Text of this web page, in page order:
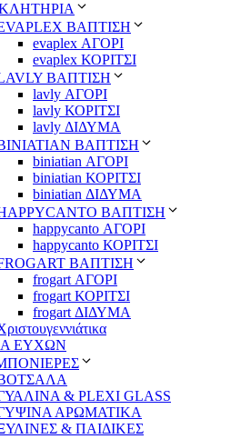
ΒΑΠΤΙΣΗ
evaplex ΑΓΟΡΙ
evaplex ΚΟΡΙΤΣΙ
ΒΑΠΤΙΣΗ
lavly ΑΓΟΡΙ
lavly ΚΟΡΙΤΣΙ
lavly ΔΙΔΥΜΑ
ΒΑΠΤΙΣΗ
biniatian ΑΓΟΡΙ
biniatian ΚΟΡΙΤΣΙ
biniatian ΔΙΔΥΜΑ
ΒΑΠΤΙΣΗ
happycanto ΑΓΟΡΙ
happycanto ΚΟΡΙΤΣΙ
ΒΑΠΤΙΣΗ
frogart ΑΓΟΡΙ
frogart ΚΟΡΙΤΣΙ
frogart ΔΙΔΥΜΑ
ΕΥΧΩΝ
& PLEXI GLASS
ΑΡΩΜΑΤΙΚΑ
& ΠΑΙΔΙΚΕΣ